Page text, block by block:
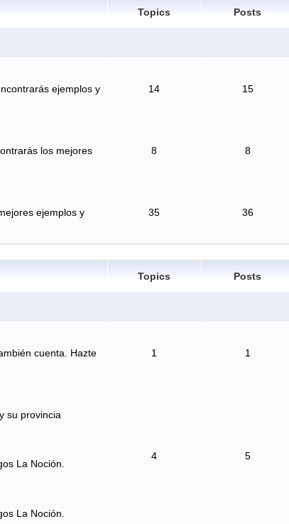
Topics Posts
ejemplos y
14 15
los mejores
8 8
ejemplos y
35 36
Topics Posts
cuenta. Hazte
1 1
su provincia
La Noción.
4 5
La Noción.